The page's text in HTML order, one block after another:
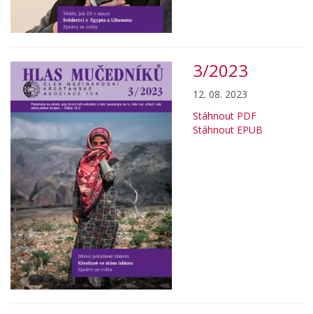
3/2023
12. 08. 2023
Stáhnout PDF
Stáhnout EPUB